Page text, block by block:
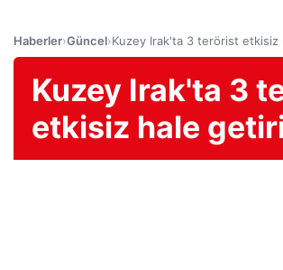
Haberler›Güncel›Kuzey Irak'ta 3 terörist etkisiz
Kuzey Irak'ta 3
etkisiz hale